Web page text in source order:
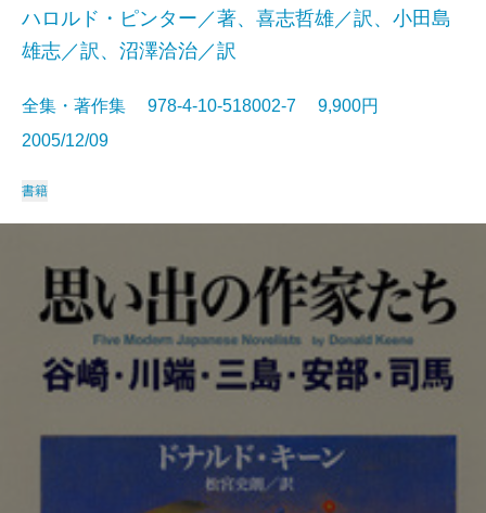
ハロルド・ピンター／著、喜志哲雄／訳、小田島
雄志／訳、沼澤洽治／訳
全集・著作集 978-4-10-518002-7 9,900円
2005/12/09
書籍